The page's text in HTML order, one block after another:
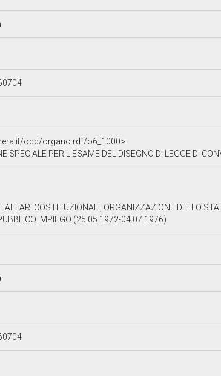
ocd/organo.rdf/o6_1000>
PER L'ESAME DEL DISEGNO DI LEGGE DI CONVERSIONE DEL DECRETO LEGGE
AFFARI COSTITUZIONALI, ORGANIZZAZIONE DELLO
IMPIEGO (25.05.1972-04.07.1976)